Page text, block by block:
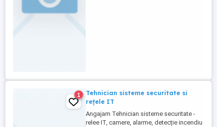
1
Tehnician sisteme securitate si
rețele IT
Angajam Tehnician sisteme securitate -
relee IT, camere, alarme, detecție incendiu